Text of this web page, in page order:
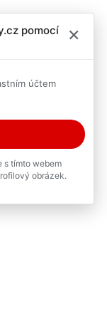
pomocí
×
účtem
s tímto webem
obrázek.